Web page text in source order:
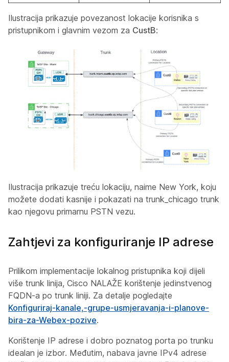
Ilustracija prikazuje povezanost lokacije korisnika s
pristupnikom i glavnim vezom za CustB:
Ilustracija prikazuje treću lokaciju, naime New York, koju
možete dodati kasnije i pokazati na trunk_chicago trunk
kao njegovu primarnu PSTN vezu.
Zahtjevi za konfiguriranje IP adrese
Prilikom implementacije lokalnog pristupnika koji dijeli
više trunk linija, Cisco NALAŽE korištenje jedinstvenog
FQDN-a po trunk liniji. Za detalje pogledajte
Konfiguriraj-kanale,-grupe-usmjeravanja-i-planove-
bira-za-Webex-pozive.
Korištenje IP adrese i dobro poznatog porta po trunku
idealan je izbor. Međutim, nabava javne IPv4 adrese